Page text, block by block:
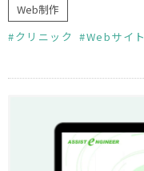
Web制作
クリニック
Webサイト